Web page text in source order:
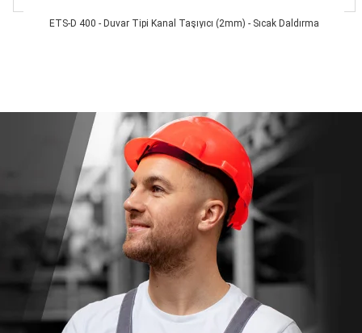
ETS-D 400 - Duvar Tipi Kanal Taşıyıcı (2mm) - Sıcak Daldırma